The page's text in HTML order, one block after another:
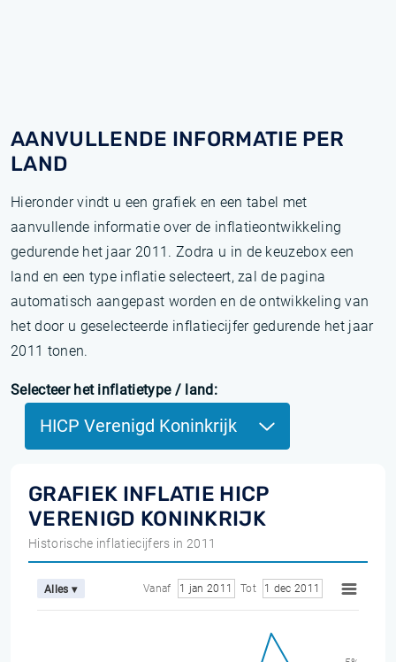
AANVULLENDE INFORMATIE PER
LAND
Hieronder vindt u een grafiek en een tabel met
aanvullende informatie over de inflatieontwikkeling
gedurende het jaar 2011. Zodra u in de keuzebox een
land en een type inflatie selecteert, zal de pagina
automatisch aangepast worden en de ontwikkeling van
het door u geselecteerde inflatiecijfer gedurende het jaar
2011 tonen.
Selecteer het inflatietype / land:
HICP Verenigd Koninkrijk
GRAFIEK INFLATIE HICP
VERENIGD KONINKRIJK
Historische inflatiecijfers in 2011
Alles ▾ Vanaf 1 jan 2011 Tot 1 dec 2011